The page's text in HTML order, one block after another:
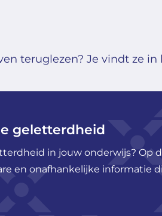
teruglezen? Je vindt ze in
geletterdheid
in jouw onderwijs? Op
en onafhankelijke informatie